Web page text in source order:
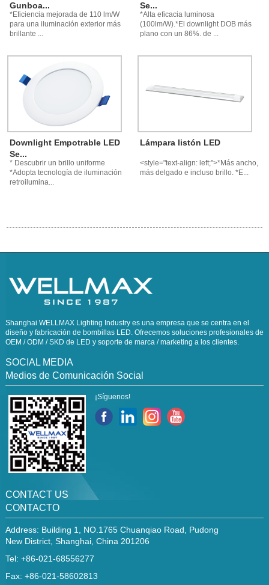
Gunboa...
*Eficiencia mejorada de 110 lm/W
para una iluminación exterior más
brillante ...
Se...
*Alta eficacia luminosa
(100lm/W).*El downlight DOB más
plano con un 86%. de ...
Downlight Empotrable LED
Se...
* Descubrir un brillo uniforme
*Adopta tecnología de iluminación
retroilumina...
Lámpara listón LED
<style="text-align: left;">*Más ancho,
más delgado e incluso brillo. *E...
Shanghai WELLMAX Lighting Industry es una empresa que se centra en el
diseño y fabricación de bombillas LED. Ofrecemos soluciones profesionales de
OEM / ODM / SKD de LED y soporte de marca / marketing a los clientes.
SOCIAL MEDIA
Medios de Comunicación Social
¡Síguenos!
CONTACT US
CONTACTO
Address: Building 1, NO.1765 Chuanqiao Road, Pudong
New District, Shanghai, China 201206
Tel: +86-021-68556277
Fax: +86-021-58602813